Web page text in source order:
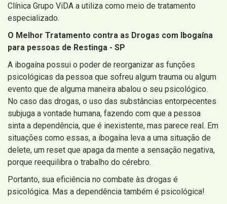
Clínica Grupo ViDA a utiliza como meio de tratamento
especializado.
O Melhor Tratamento contra as Drogas com Ibogaína
para pessoas de Restinga - SP
A ibogaína possui o poder de reorganizar as funções
psicológicas da pessoa que sofreu algum trauma ou algum
evento que de alguma maneira abalou o seu psicológico.
No caso das drogas, o uso das substâncias entorpecentes
subjuga a vontade humana, fazendo com que a pessoa
sinta a dependência, que é inexistente, mas parece real. Em
situações como essas, a ibogaína leva a uma situação de
delete, um reset que apaga da mente a sensação negativa,
porque reequilibra o trabalho do cérebro.
Portanto, sua eficiência no combate às drogas é
psicológica. Mas a dependência também é psicológica!